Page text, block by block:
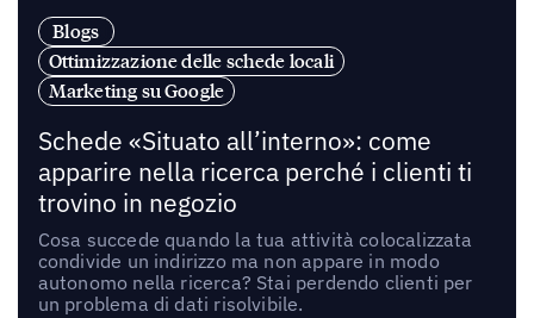
Blogs
Ottimizzazione delle schede locali
Marketing su Google
Schede «Situato all’interno»: come
apparire nella ricerca perché i clienti ti
trovino in negozio
Cosa succede quando la tua attività colocalizzata
condivide un indirizzo ma non appare in modo
autonomo nella ricerca? Stai perdendo clienti per
un problema di dati risolvibile.